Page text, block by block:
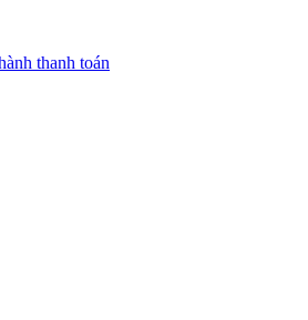
thanh toán